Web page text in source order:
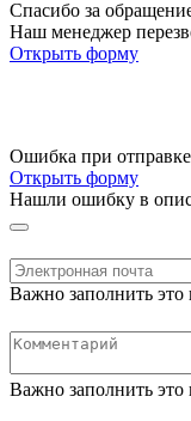
Спасибо за
Наш менеджер
Открыть форму
Ошибка при
Открыть форму
Нашли ошибку в
Важно заполнить это
Важно заполнить это